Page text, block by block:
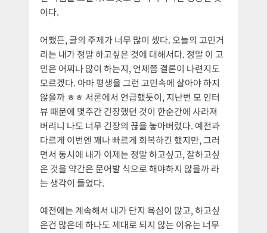
이다.
어쨌든, 글의 주제가 너무 많이 셌다. 오늘의 고민거
리는 내가 정말 하고싶은 것에 대해서다. 정말 이 고
민은 어찌나 많이 하는지, 언제쯤 결론이 나련지도
모르겠다. 아마 평생을 그런 고민속에 살아야 하지
않을까 ㅎㅎ 서론에서 언급했듯이, 지난번 모 인터
뷰 때문에 몇주간 긴장했던 것이 한순간에 사라져
버리니 나도 너무 긴장의 끊을 놓아버렸다. 예전과
다르게 이번엔 꽤나 빠르게 회복하긴 했지만, 그러
면서 동시에 내가 이제는 정말 하고싶고, 잘하고싶
은 것을 약간은 문어발 식으로 해야하지 않을까 라
는 생각이 들었다.
예전에는 계속해서 내가 단지 욕심이 많고, 하고싶
은건 많은데 하나도 제대로 되지 않는 이유는 너무